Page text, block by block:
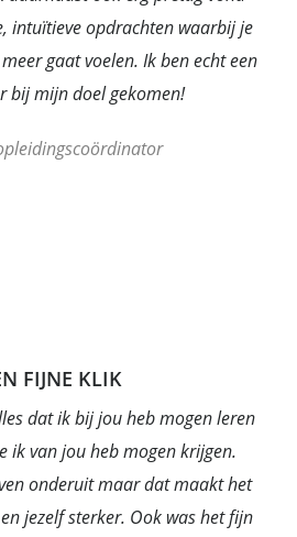
intuïtieve opdrachten waarbij je
gaat voelen. Ik ben echt een
bij mijn doel gekomen!
FIJNE KLIK
dat ik bij jou heb mogen leren
ik van jou heb mogen krijgen.
onderuit maar dat maakt het
jezelf sterker. Ook was het fijn